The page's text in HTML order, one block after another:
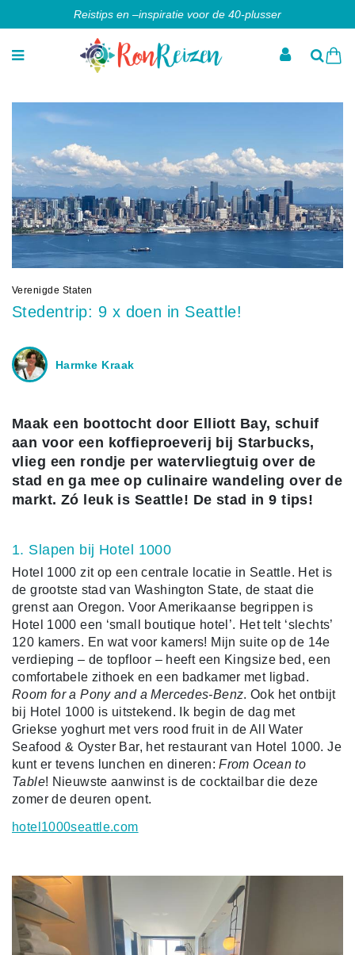
Reistips en –inspiratie voor de 40-plusser
Verenigde Staten
Stedentrip: 9 x doen in Seattle!
Harmke Kraak
Maak een boottocht door Elliott Bay, schuif
aan voor een koffieproeverij bij Starbucks,
vlieg een rondje per watervliegtuig over de
stad en ga mee op culinaire wandeling over de
markt. Zó leuk is Seattle! De stad in 9 tips!
1. Slapen bij Hotel 1000
Hotel 1000 zit op een centrale locatie in Seattle. Het is
de grootste stad van Washington State, de staat die
grenst aan Oregon. Voor Amerikaanse begrippen is
Hotel 1000 een ‘small boutique hotel’. Het telt ‘slechts’
120 kamers. En wat voor kamers! Mijn suite op de 14e
verdieping – de topfloor – heeft een Kingsize bed, een
comfortabele zithoek en een badkamer met ligbad.
Room for a Pony and a Mercedes-Benz. Ook het ontbijt
bij Hotel 1000 is uitstekend. Ik begin de dag met
Griekse yoghurt met vers rood fruit in de All Water
Seafood & Oyster Bar, het restaurant van Hotel 1000. Je
kunt er tevens lunchen en dineren:From Ocean to
Table! Nieuwste aanwinst is de cocktailbar die deze
zomer de deuren opent.
hotel1000seattle.com